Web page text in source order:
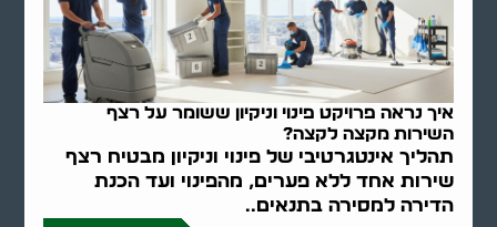
איך נראה פרויקט פינוי וניקיון ששומר על רצף
השירות מקצה לקצה?
תהליך אינטגרטיבי של פינוי וניקיון מבטיח רצף
שירות אחד ללא פערים, מהפינוי ועד הכנת
הדירה למסירה בתנאים..